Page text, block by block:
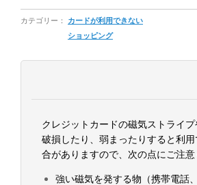
カテゴリー：
カードが利用できない
ショッピング
クレジットカードの磁気ストライプ
破損したり、弱まったりすると利
合がありますので、次の点にご注意
強い磁気を発する物（携帯電話